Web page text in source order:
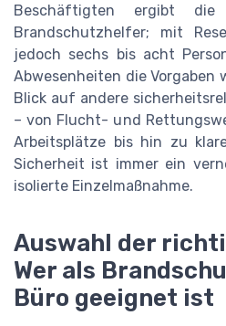
Beschäftigten ergibt die
Brandschutzhelfer; mit
jedoch sechs bis acht
Abwesenheiten die Vorgaben
Blick auf andere
– von Flucht- und
Arbeitsplätze bis hin zu
Sicherheit ist immer ein
isolierte Einzelmaßnahme.
Auswahl der
Wer als
Büro geeignet ist